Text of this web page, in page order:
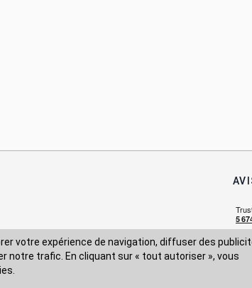
votre expérience de navigation, diffuser des
notre trafic. En cliquant sur « tout autoriser », vous